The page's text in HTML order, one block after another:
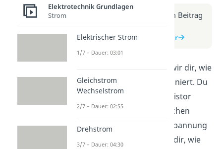
Weitere Infos erhältst du im Beitrag
zum Beitrag: NPN Transistor
In diesem Video erklären wir dir, wie
ein NPN Transistor funktioniert. Du
erfährst, wie du den Transistor
richtig anschließt und welchen
Einfluss die Polarität der Spannung
hat. Außerdem zeigen wir dir, wie
Elektrotechnik Grundlagen
Strom
Elektrischer Strom
1/7 – Dauer: 03:01
Gleichstrom
Wechselstrom
2/7 – Dauer: 02:55
Drehstrom
3/7 – Dauer: 04:30